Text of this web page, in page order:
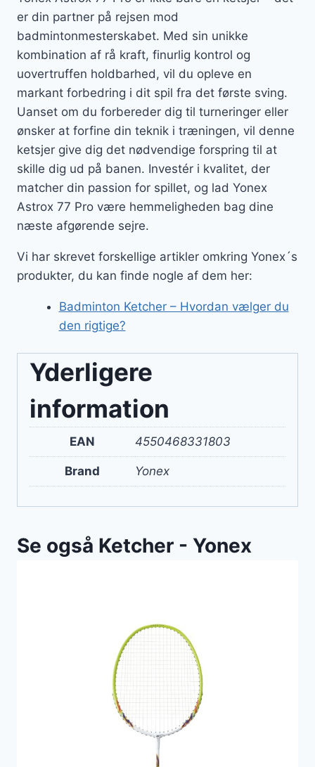
er din partner på rejsen mod
badmintonmesterskabet. Med sin unikke
kombination af rå kraft, finurlig kontrol og
uovertruffen holdbarhed, vil du opleve en
markant forbedring i dit spil fra det første sving.
Uanset om du forbereder dig til turneringer eller
ønsker at forfine din teknik i træningen, vil denne
ketsjer give dig det nødvendige forspring til at
skille dig ud på banen. Investér i kvalitet, der
matcher din passion for spillet, og lad Yonex
Astrox 77 Pro være hemmeligheden bag dine
næste afgørende sejre.
Vi har skrevet forskellige artikler omkring Yonex´s
produkter, du kan finde nogle af dem her:
Badminton Ketcher – Hvordan vælger du
den rigtige?
Yderligere
information
EAN 4550468331803
Brand Yonex
Se også Ketcher - Yonex